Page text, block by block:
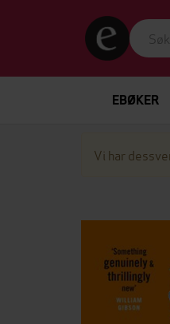
EBØKER
Vi har